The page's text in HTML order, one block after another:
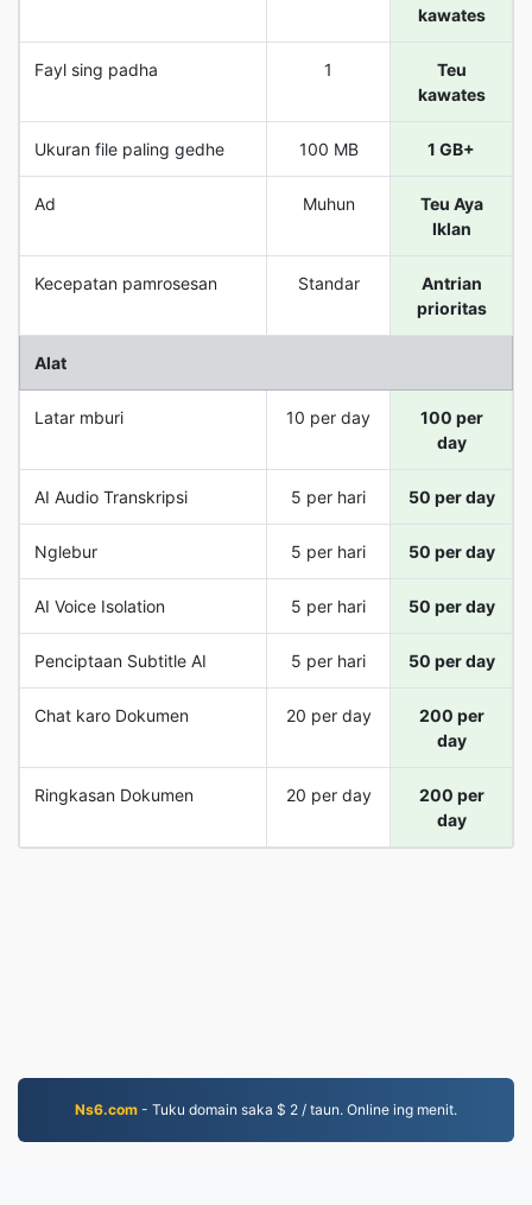
kawates
Fayl sing padha 1
Teu
kawates
Ukuran file paling gedhe 100 MB 1 GB+
Ad Muhun
Teu Aya
Iklan
Kecepatan pamrosesan Standar
Antrian
prioritas
Alat
Latar mburi 10 per day
100 per
day
AI Audio Transkripsi 5 per hari 50 per day
Nglebur 5 per hari 50 per day
AI Voice Isolation 5 per hari 50 per day
Penciptaan Subtitle AI 5 per hari 50 per day
Chat karo Dokumen 20 per day
200 per
day
Ringkasan Dokumen 20 per day
200 per
day
Ns6.com - Tuku domain saka $ 2 / taun. Online ing menit.